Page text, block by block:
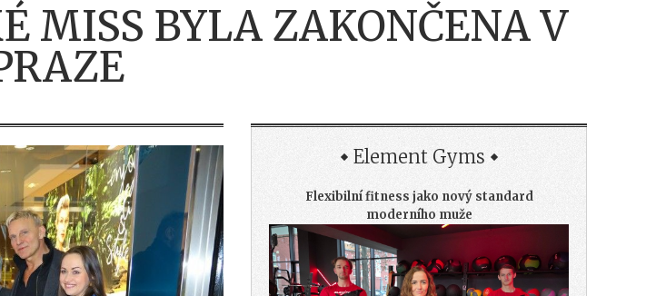
MISS BYLA ZAKONČENA V
Element Gyms
Flexibilní fitness jako nový standard
moderního muže